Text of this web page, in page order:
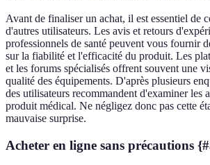
Avant de finaliser un achat, il est essentiel de
d'autres utilisateurs. Les avis et retours
professionnels de santé peuvent vous fournir
sur la fiabilité et l'efficacité du produit. Les
et les forums spécialisés offrent souvent une
qualité des équipements. D'après plusieurs
des utilisateurs recommandent d'examiner les
produit médical. Ne négligez donc pas cette
mauvaise surprise.
Acheter en ligne sans précautions